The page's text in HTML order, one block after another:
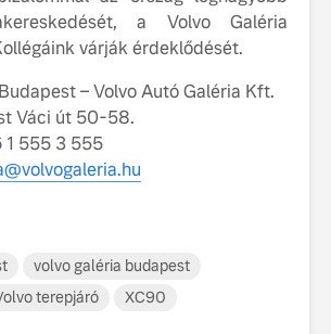
a Volvo Galéria
várják érdeklődését.
– Volvo Autó Galéria Kft.
Váci út 50-58.
555 3 555
volvo galéria budapest
terepjáró XC90